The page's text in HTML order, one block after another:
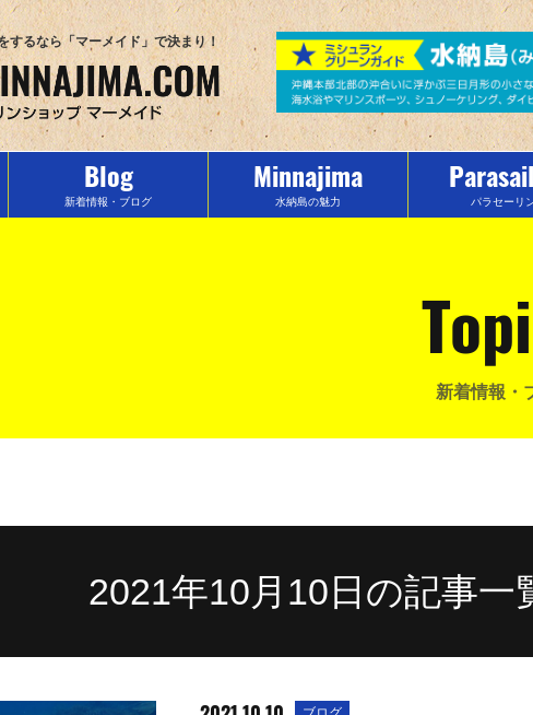
するなら「マーメイド」で決まり！
Blog
新着情報・ブログ
Minnajima
水納島の魅力 パラセーリ
新着情報・
2021年10月10日の記事一